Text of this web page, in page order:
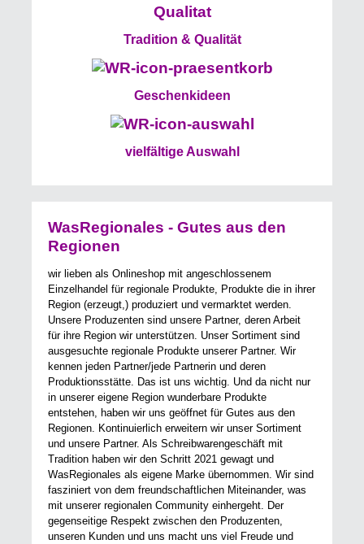
Tradition & Qualität
Geschenkideen
vielfältige Auswahl
WasRegionales - Gutes aus den
Regionen
wir lieben als Onlineshop mit angeschlossenem
Einzelhandel für regionale Produkte, Produkte die in ihrer
Region (erzeugt,) produziert und vermarktet werden.
Unsere Produzenten sind unsere Partner, deren Arbeit
für ihre Region wir unterstützen. Unser Sortiment sind
ausgesuchte regionale Produkte unserer Partner. Wir
kennen jeden Partner/jede Partnerin und deren
Produktionsstätte. Das ist uns wichtig. Und da nicht nur
in unserer eigene Region wunderbare Produkte
entstehen, haben wir uns geöffnet für Gutes aus den
Regionen. Kontinuierlich erweitern wir unser Sortiment
und unsere Partner. Als Schreibwarengeschäft mit
Tradition haben wir den Schritt 2021 gewagt und
WasRegionales als eigene Marke übernommen. Wir sind
fasziniert von dem freundschaftlichen Miteinander, was
mit unserer regionalen Community einhergeht. Der
gegenseitige Respekt zwischen den Produzenten,
unseren Kunden und uns macht uns viel Freude und